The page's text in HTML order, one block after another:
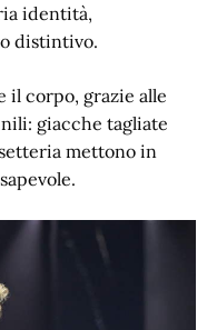
identità,
distintivo.
il corpo, grazie alle
giacche tagliate
mettono in